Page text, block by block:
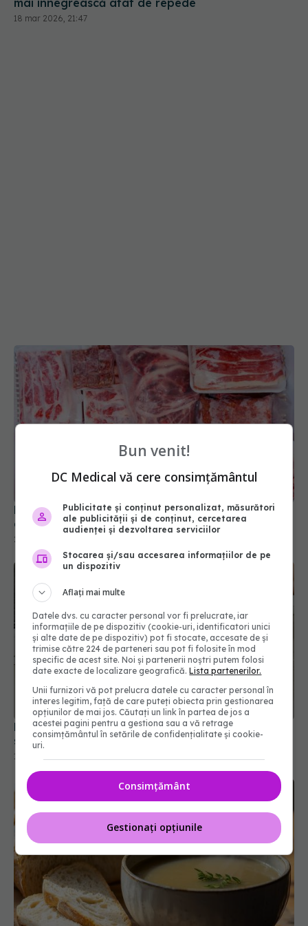
18 mar 2026, 21:47
De ce să nu dezgheți alimentele la temperatura
camerei
25 dec 2025, 20:50
De ce pun unii oameni sare lângă fereastră. Ce
spune știința despre acest obicei
10 ian 2026, 12:30
Bun venit!
DC Medical vă cere consimțământul
Publicitate și conținut personalizat, măsurători
ale publicității și de conținut, cercetarea
audienței și dezvoltarea serviciilor
Stocarea și/sau accesarea informațiilor de pe
un dispozitiv
Aflați mai multe
Datele dvs. cu caracter personal vor fi prelucrate, iar
informațiile de pe dispozitiv (cookie-uri, identificatori unici
și alte date de pe dispozitiv) pot fi stocate, accesate de și
trimise către 224 de parteneri sau pot fi folosite în mod
specific de acest site. Noi și partenerii noștri putem folosi
date exacte de localizare geografică.Lista partenerilor.
Unii furnizori vă pot prelucra datele cu caracter personal în
interes legitim, față de care puteți obiecta prin gestionarea
opțiunilor de mai jos. Căutați un link în partea de jos a
acestei pagini pentru a gestiona sau a vă retrage
consimțământul în setările de confidențialitate și cookie-
uri.
Consimțământ
Gestionați opțiunile